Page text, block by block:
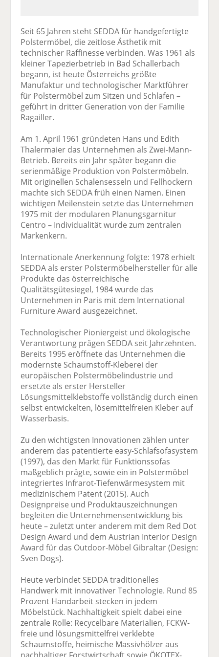
Seit 65 Jahren steht SEDDA für handgefertigte
Polstermöbel, die zeitlose Ästhetik mit
technischer Raffinesse verbinden. Was 1961 als
kleiner Tapezierbetrieb in Bad Schallerbach
begann, ist heute Österreichs größte
Manufaktur und technologischer Marktführer
für Polstermöbel zum Sitzen und Schlafen –
geführt in dritter Generation von der Familie
Ragailler.
Am 1. April 1961 gründeten Hans und Edith
Thalermaier das Unternehmen als Zwei-Mann-
Betrieb. Bereits ein Jahr später begann die
serienmäßige Produktion von Polstermöbeln.
Mit originellen Schalensesseln und Fellhockern
machte sich SEDDA früh einen Namen. Einen
wichtigen Meilenstein setzte das Unternehmen
1975 mit der modularen Planungsgarnitur
Centro – Individualität wurde zum zentralen
Markenkern.
Internationale Anerkennung folgte: 1978 erhielt
SEDDA als erster Polstermöbelhersteller für alle
Produkte das österreichische
Qualitätsgütesiegel, 1984 wurde das
Unternehmen in Paris mit dem International
Furniture Award ausgezeichnet.
Technologischer Pioniergeist und ökologische
Verantwortung prägen SEDDA seit Jahrzehnten.
Bereits 1995 eröffnete das Unternehmen die
modernste Schaumstoff-Kleberei der
europäischen Polstermöbelindustrie und
ersetzte als erster Hersteller
Lösungsmittelklebstoffe vollständig durch einen
selbst entwickelten, lösemittelfreien Kleber auf
Wasserbasis.
Zu den wichtigsten Innovationen zählen unter
anderem das patentierte easy-Schlafsofasystem
(1997), das den Markt für Funktionssofas
maßgeblich prägte, sowie ein in Polstermöbel
integriertes Infrarot-Tiefenwärmesystem mit
medizinischem Patent (2015). Auch
Designpreise und Produktauszeichnungen
begleiten die Unternehmensentwicklung bis
heute – zuletzt unter anderem mit dem Red Dot
Design Award und dem Austrian Interior Design
Award für das Outdoor-Möbel Gibraltar (Design:
Sven Dogs).
Heute verbindet SEDDA traditionelles
Handwerk mit innovativer Technologie. Rund 85
Prozent Handarbeit stecken in jedem
Möbelstück. Nachhaltigkeit spielt dabei eine
zentrale Rolle: Recycelbare Materialien, FCKW-
freie und lösungsmittelfrei verklebte
Schaumstoffe, heimische Massivhölzer aus